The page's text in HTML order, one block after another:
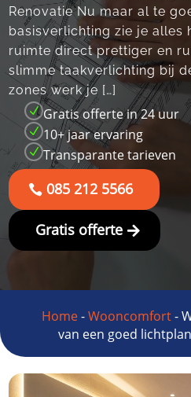
Renovatie Nu maar al te
basisverlichting zie je alles
ruimte direct prettiger en
slimme taakverlichting bij
zones werk je […]
N Gratis offerte in 24 uur
N 10+ jaar ervaring
N Transparante tarieven
085 212 5566
Gratis offerte
Home-Wooncomfort-
van een goed